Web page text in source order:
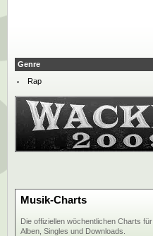
Genre
Rap
Musik-Charts
Die offiziellen wöchentlichen Charts für
Alben, Singles und Downloads.